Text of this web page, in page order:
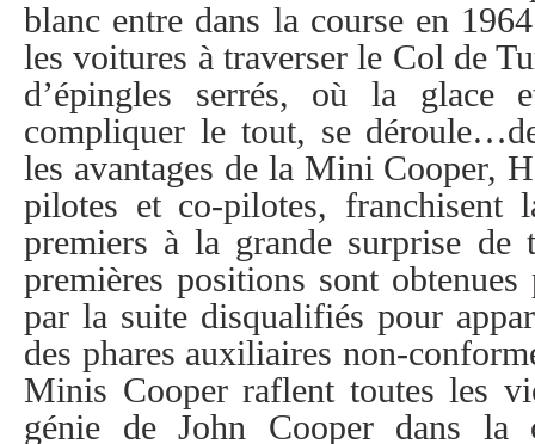
blanc entre dans la course en
les voitures à traverser le Col de
d’épingles serrés, où la glace
compliquer le tout, se
les avantages de la Mini Cooper,
pilotes et co-pilotes, franchisent
premiers à la grande surprise
premières positions sont
par la suite disqualifiés pour
des phares auxiliaires non-
Minis Cooper raflent toutes les
génie de John Cooper dans la